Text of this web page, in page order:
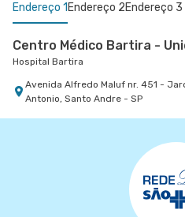
Endereço 1 Endereço 2Endereço 3
Centro Médico Bartira -
Hospital Bartira
Avenida Alfredo Maluf nr. 451 -
Antonio, Santo Andre - SP
Centro Médico Brasil
Rua Tiradentes nr. 149 - Vila Dora,
Centro Médico Vila Nova
Avenida Presidente Juscelino
- Vila Nova Conceicao, Sao Paulo -